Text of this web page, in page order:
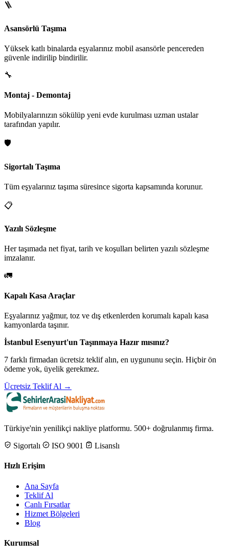
🪜
Asansörlü Taşıma
Yüksek katlı binalarda eşyalarınız mobil asansörle pencereden
güvenle indirilip bindirilir.
🔧
Montaj - Demontaj
Mobilyalarınızın sökülüp yeni evde kurulması uzman ustalar
tarafından yapılır.
🛡️
Sigortalı Taşıma
Tüm eşyalarınız taşıma süresince sigorta kapsamında korunur.
📋
Yazılı Sözleşme
Her taşımada net fiyat, tarih ve koşulları belirten yazılı sözleşme
imzalanır.
🚛
Kapalı Kasa Araçlar
Eşyalarınız yağmur, toz ve dış etkenlerden korumalı kapalı kasa
kamyonlarda taşınır.
İstanbul Esenyurt'un Taşınmaya Hazır mısınız?
7 farklı firmadan ücretsiz teklif alın, en uygununu seçin. Hiçbir ön
ödeme yok, üyelik gerekmez.
Ücretsiz Teklif Al →
Türkiye'nin yenilikçi nakliye platformu. 500+ doğrulanmış firma.
Sigortalı
ISO 9001 Lisanslı
Hızlı Erişim
Ana Sayfa
Teklif Al
Canlı Fırsatlar
Hizmet Bölgeleri
Blog
Kurumsal